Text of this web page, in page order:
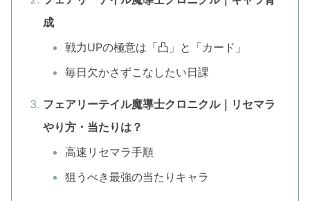
成
戦力UPの極意は「凸」と「カード」
毎日欠かさずこなしたい日課
フェアリーテイル魔導士クロニクル｜リセマラ
やり方・当たりは？
高速リセマラ手順
狙うべき最強の当たりキャラ